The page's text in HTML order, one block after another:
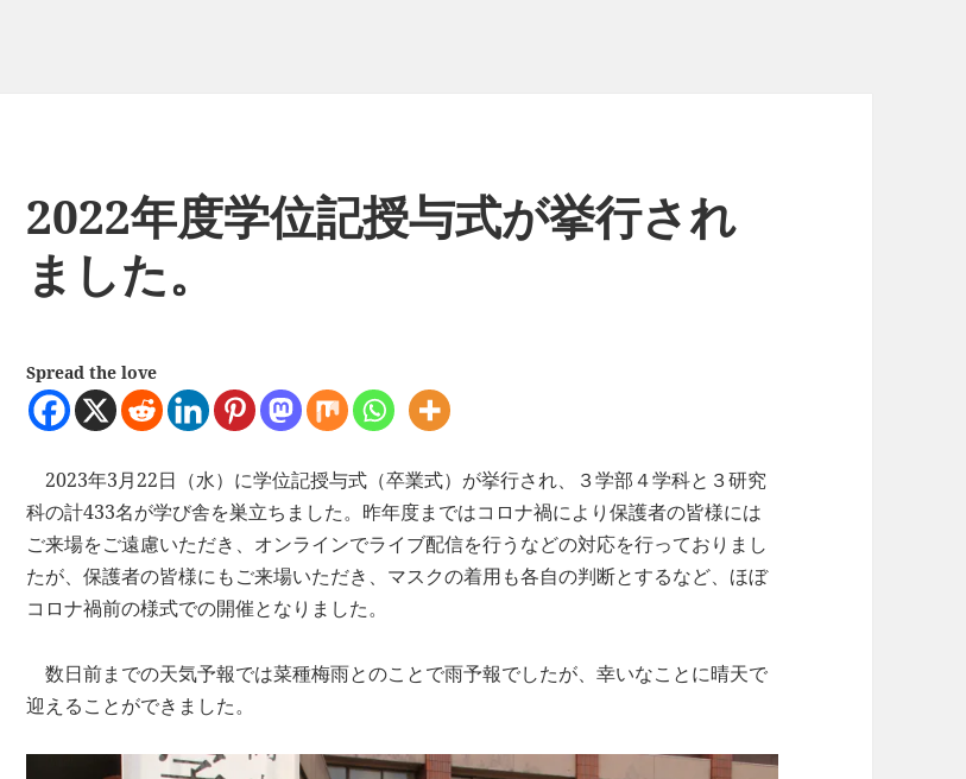
2022年度学位記授与式が挙行され
ました。
Spread the love
2023年3月22日（水）に学位記授与式（卒業式）が挙行され、３学部４学科と３研究
科の計433名が学び舎を巣立ちました。昨年度まではコロナ禍により保護者の皆様には
ご来場をご遠慮いただき、オンラインでライブ配信を行うなどの対応を行っておりまし
たが、保護者の皆様にもご来場いただき、マスクの着用も各自の判断とするなど、ほぼ
コロナ禍前の様式での開催となりました。
数日前までの天気予報では菜種梅雨とのことで雨予報でしたが、幸いなことに晴天で
迎えることができました。